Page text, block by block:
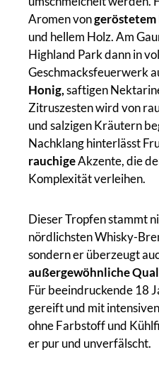
Aromen vongeröstetem
und hellem Holz. Am
Highland Park dann in
Geschmacksfeuerwerk
Honig,saftigen
Zitruszesten wird von
und salzigen Kräutern
Nachklang hinterlässt
rauchigeAkzente, die
Komplexität verleihen.
Dieser Tropfen stammt
nördlichsten Whisky-
sondern er überzeugt
außergewöhnliche
Für beeindruckende 18
gereift und mit
ohne Farbstoff und
er pur und unverfälscht.